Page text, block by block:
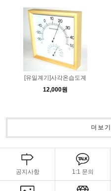
[유일계기]사각온습도계
12,000원
더보기
공지사항 1:1 문의